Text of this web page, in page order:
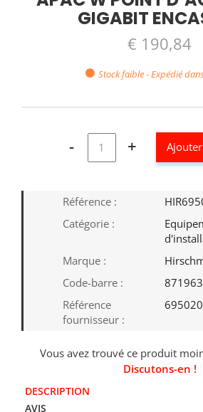
GIGABIT
€ 190,84
Stock faible - Expédié
- +
Référence :
Catégorie :
Marque :
Code-barre :
Référence
fournisseur :
Vous avez trouvé ce produit
Discutons-en !
DESCRIPTION
AVIS